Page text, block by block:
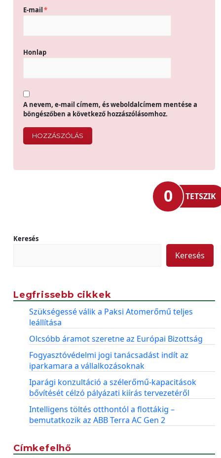
E-mail*
Honlap
A nevem, e-mail címem, és weboldalcímem mentése a
böngészőben a következő hozzászólásomhoz.
0 TETSZIK
Keresés
Keresés
Legfrissebb cikkek
Szükségessé válik a Paksi Atomerőmű teljes
leállítása
Olcsóbb áramot szeretne az Európai Bizottság
Fogyasztóvédelmi jogi tanácsadást indít az
iparkamara a vállalkozásoknak
Iparági konzultáció a szélerőmű-kapacitások
bővítését célzó pályázati kiírás tervezetéről
Intelligens töltés otthontól a flottákig –
bemutatkozik az ABB Terra AC Gen 2
Címkefelhő